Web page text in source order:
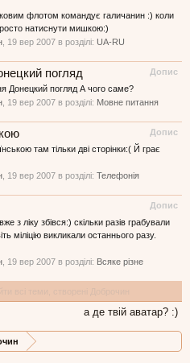
флотом командує галичанин :) коли
натиснути мишкою:)
19 вер 2007 в розділі: UA-RU
Допис
погляд
Донецкий погляд А чого саме?
19 вер 2007 в розділі: Мовне питання
Допис
там тільки дві сторінки:( Й грає
19 вер 2007 в розділі: Телефонія
Допис
з ліку збівся:) скільки разів грабували
міліцію викликали останнього разу.
19 вер 2007 в розділі: Всяке різне
а де твій аватар? :)